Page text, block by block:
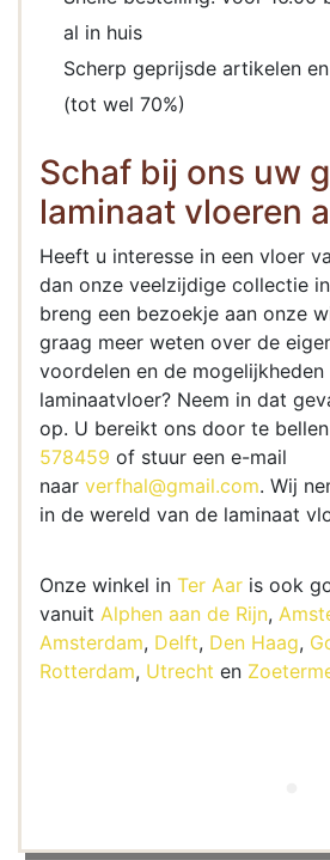
al in huis
Scherp geprijsde artikelen
(tot wel 70%)
Schaf bij ons uw
laminaat vloeren
Heeft u interesse in een vloer
dan onze veelzijdige collectie
breng een bezoekje aan onze
graag meer weten over de
voordelen en de mogelijkheden
laminaatvloer? Neem in dat
op. U bereikt ons door te
578459 of stuur een e-mail
naar verfhal@gmail.com. Wij
in de wereld van de laminaat
Onze winkel in Ter Aar is ook
vanuit Alphen aan de Rijn,
Amsterdam, Delft, Den Haag,
Rotterdam, Utrecht en